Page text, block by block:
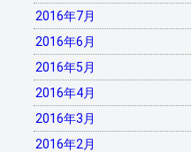
2016年7月
2016年6月
2016年5月
2016年4月
2016年3月
2016年2月